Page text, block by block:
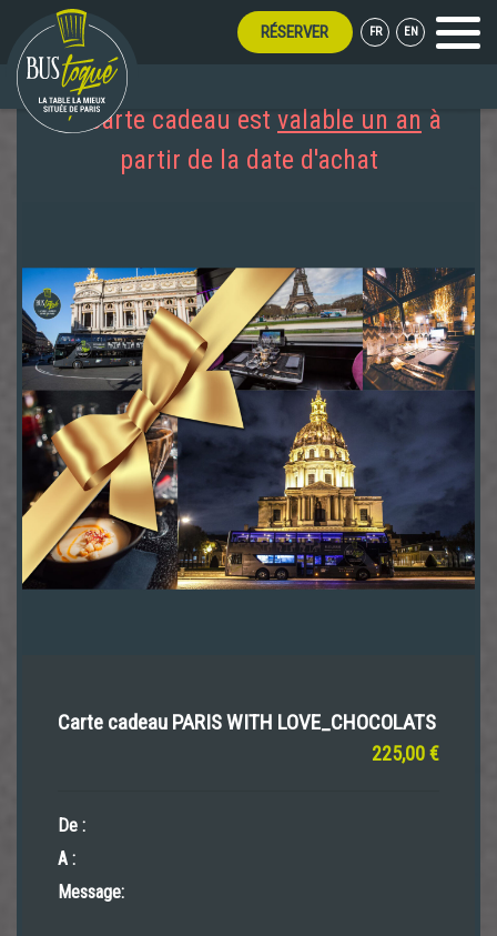
RÉSERVER FR EN Menu
La carte cadeau est valable un an à
partir de la date d'achat
Carte cadeau PARIS WITH LOVE_CHOCOLATS
225,00 €
De :
A :
Message: